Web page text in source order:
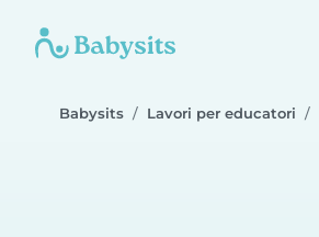
Babysits Lavori per educatori